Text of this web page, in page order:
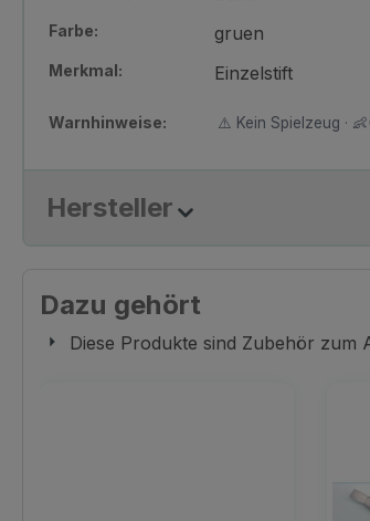
Farbe: gruen
Merkmal: Einzelstift
Warnhinweise: ⚠️ Kein Spielzeug ·
Hersteller
Dazu gehört
Diese Produkte sind Zubehör zum